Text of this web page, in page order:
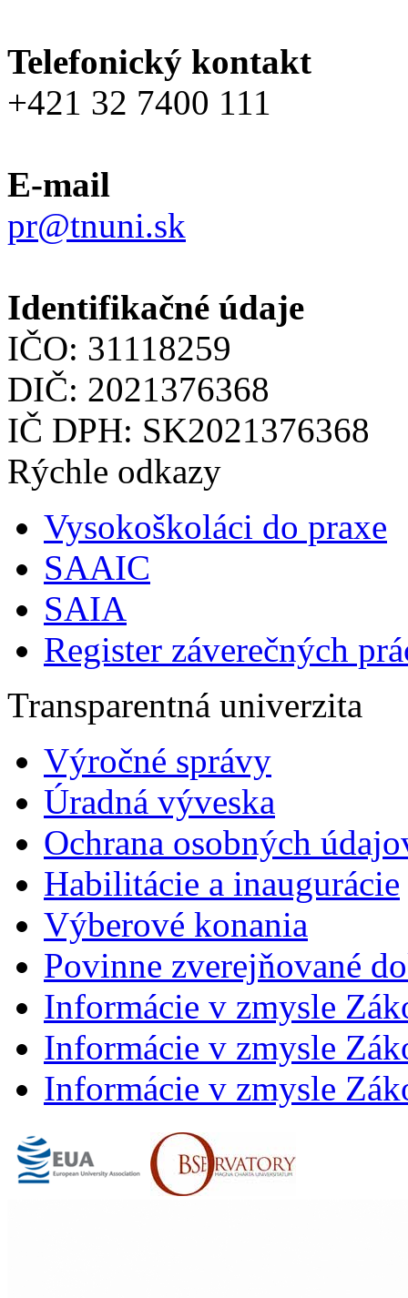
Telefonický kontakt
+421 32 7400 111
E-mail
pr@tnuni.sk
Identifikačné údaje
IČO: 31118259
DIČ: 2021376368
IČ DPH: SK2021376368
Rýchle odkazy
Vysokoškoláci do praxe
SAAIC
SAIA
Register záverečných
Transparentná univerzita
Výročné správy
Úradná výveska
Ochrana osobných
Habilitácie a inaugurácie
Výberové konania
Povinne zverejňované
Informácie v zmysle
Informácie v zmysle
Informácie v zmysle